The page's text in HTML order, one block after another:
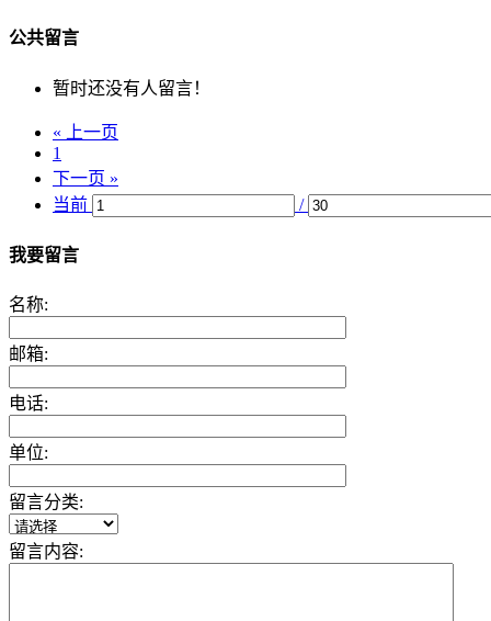
公共留言
暂时还没有人留言！
« 上一页
1
下一页 »
当前
/
我要留言
名称:
邮箱:
电话:
单位:
留言分类:
留言内容: